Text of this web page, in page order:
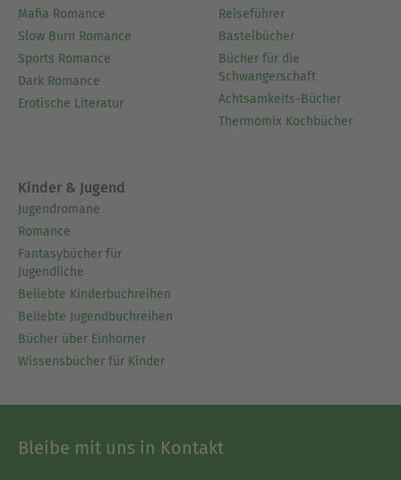
Mafia Romance
Slow Burn Romance
Sports Romance
Dark Romance
Erotische Literatur
Reiseführer
Bastelbücher
Bücher für die
Schwangerschaft
Achtsamkeits-Bücher
Thermomix Kochbücher
Kinder & Jugend
Jugendromane
Romance
Fantasybücher für
Jugendliche
Beliebte Kinderbuchreihen
Beliebte Jugendbuchreihen
Bücher über Einhörner
Wissensbücher für Kinder
Bleibe mit uns in Kontakt